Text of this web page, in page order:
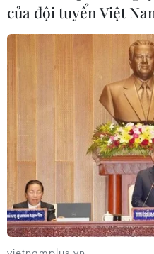
Lạm phát khiến
của đội tuyển Việt